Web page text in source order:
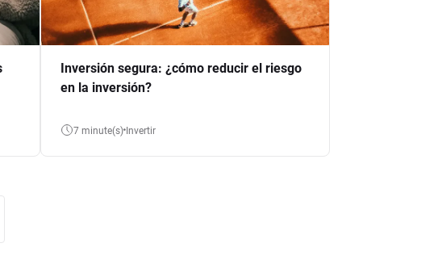
Inversión segura: ¿cómo reducir el riesgo
en la inversión?
7 minute(s) Invertir